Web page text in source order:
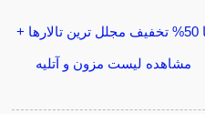
تا 50% تخفیف مجلل ترین تالارها +
مشاهده لیست مزون و آتلیه